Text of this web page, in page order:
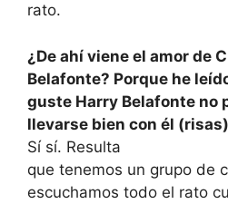
rato.
¿De ahí viene el amor de
Belafonte? Porque he
guste Harry Belafonte no
llevarse bien con él
Sí sí. Resulta
que tenemos un grupo de
escuchamos todo el rato